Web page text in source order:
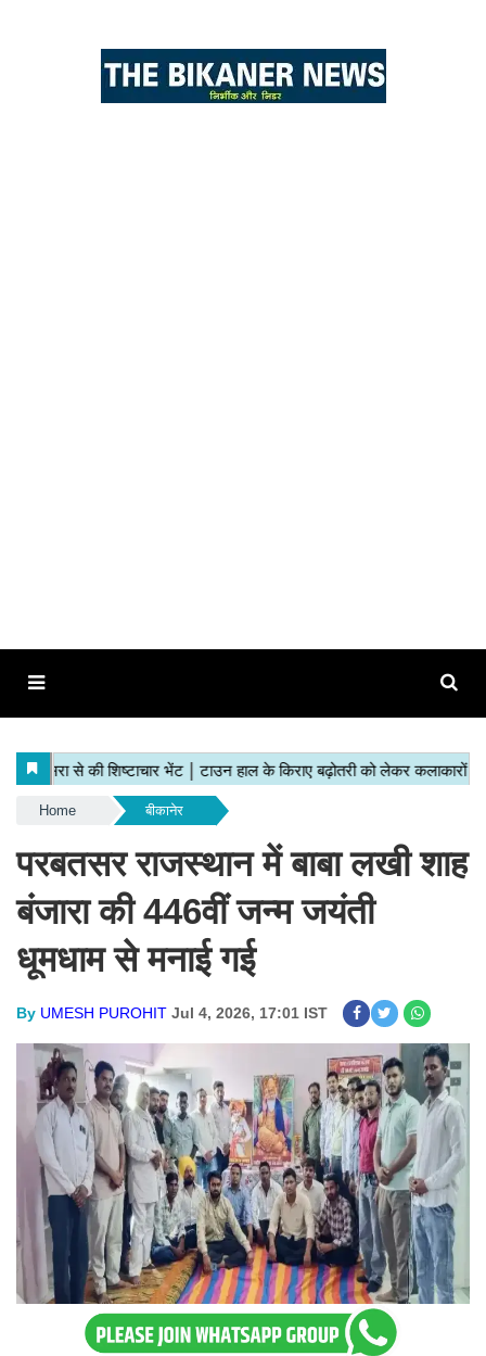
Home बीकानेर
परबतसर राजस्थान में बाबा लखी शाह
बंजारा की 446वीं जन्म जयंती
धूमधाम से मनाई गई
By UMESH PUROHIT Jul 4, 2026, 17:01 IST